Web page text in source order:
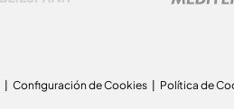
Configuración de Cookies Política de